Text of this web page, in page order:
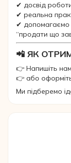
✔ досвід
✔ реальна
✔ допомагаємо
“продати що
📲 ЯК
👉 Напишіть
👉 або
Ми підберемо